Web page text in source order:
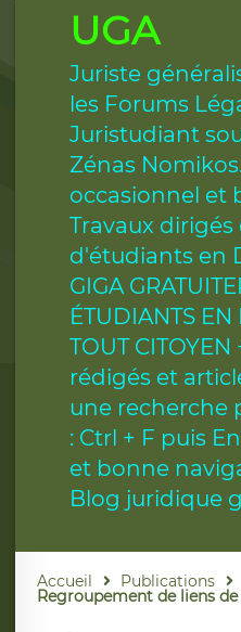
UGA
Juriste
les Forums
Juristudiant
Zénas
occasionnel et
Travaux dirigés
d'étudiants en
GIGA
ÉTUDIANTS
TOUT
rédigés et
une recherche
: Ctrl + F puis
et bonne
Blog juridique
Accueil Publications
Regroupement de liens